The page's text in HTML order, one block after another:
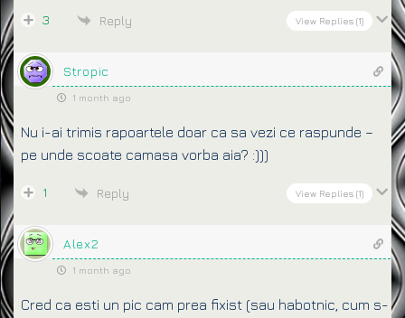
3 Reply View Replies (1)
Stropic
1 month ago
Nu i-ai trimis rapoartele doar ca sa vezi ce raspunde –
pe unde scoate camasa vorba aia? :)))
1 Reply View Replies (1)
Alex2
1 month ago
Cred ca esti un pic cam prea fixist (sau habotnic, cum s-